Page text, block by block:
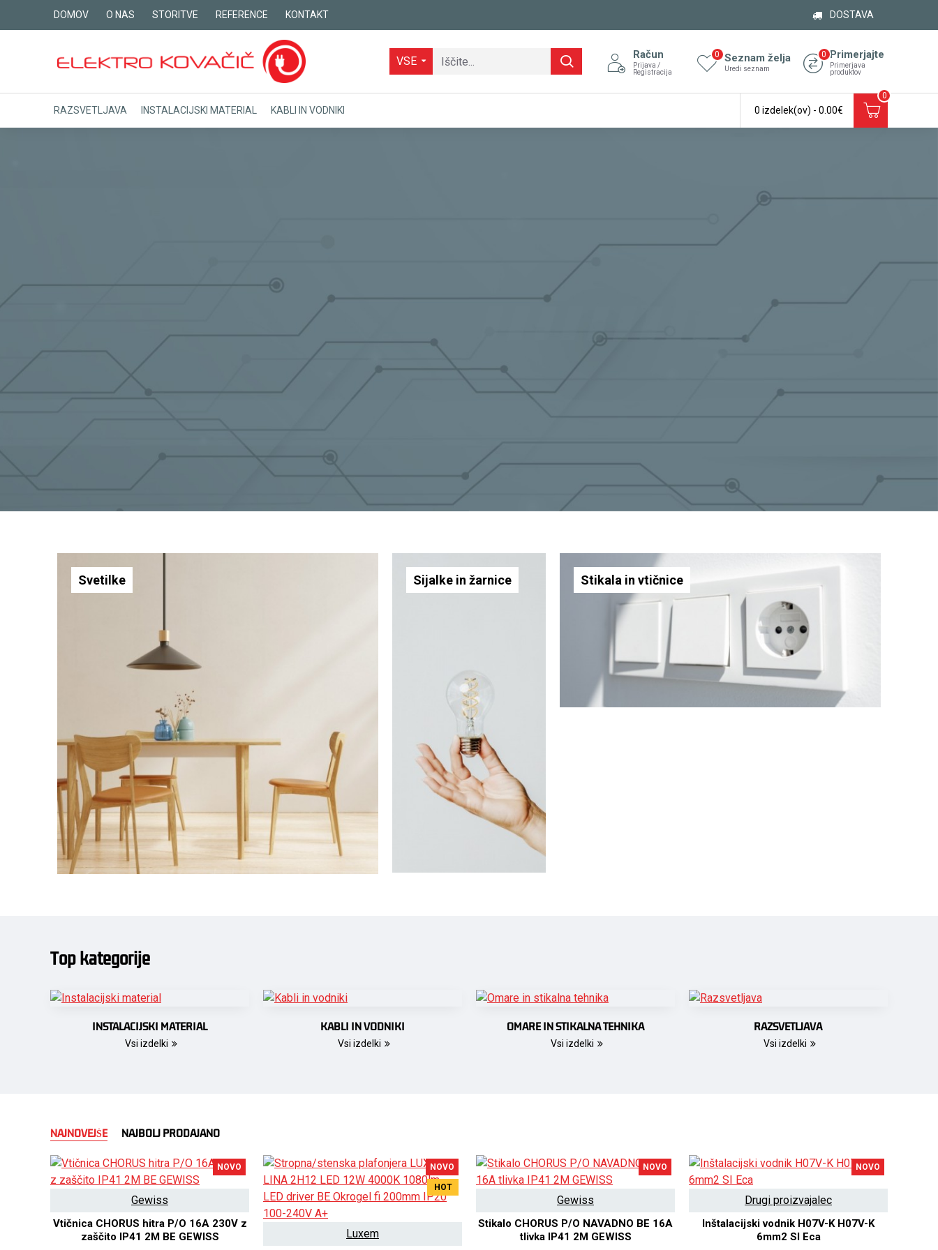
ELEKTRO
d.o.o.
DOMOV O NAS STORITVE REFERENCE KONTAKT DOSTAVA
VSE Račun
Prijava /
Registracija
Seznam želja
Uredi seznam
0 Primerjajte
Primerjava
produktov
0
RAZSVETLJAVA INSTALACIJSKI MATERIAL KABLI IN VODNIKI 0 izdelek(ov) - 0.00€
0
Svetilke Sijalke in žarnice Stikala in vtičnice
Top kategorije
INSTALACIJSKI MATERIAL
Vsi izdelki
KABLI IN VODNIKI
Vsi izdelki
OMARE IN STIKALNA TEHNIKA
Vsi izdelki
RAZSVETLJAVA
Vsi izdelki
NAJNOVEJŠE NAJBOLJ PRODAJANO
NOVO
Gewiss
Vtičnica CHORUS hitra P/O 16A 230V z
zaščito IP41 2M BE GEWISS
NOVO
HOT
Luxem
NOVO
Gewiss
Stikalo CHORUS P/O NAVADNO BE 16A
tlivka IP41 2M GEWISS
NOVO
Drugi proizvajalec
Inštalacijski vodnik H07V-K H07V-K
6mm2 SI Eca